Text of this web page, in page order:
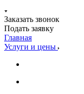
Заказать звонок
Подать заявку
Главная
Услуги и цены